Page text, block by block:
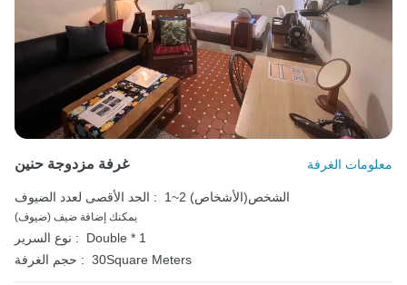
غرفة مزدوجة حنين معلومات الغرفة
الحد الأقصى لعدد الضيوف : 1~2 الشخص(الأشخاص)
يمكنك إضافة ضيف (ضيوف)
نوع السرير :
Double * 1
حجم الغرفة : 30Square Meters